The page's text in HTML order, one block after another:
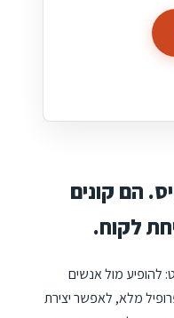
הם קונים
לקוח.
להופיע מול אנשים
מלא, לאפשר יצירת